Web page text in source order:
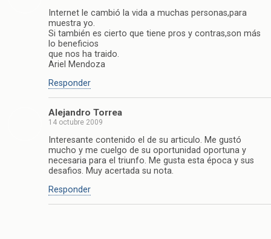
Internet le cambió la vida a muchas personas,para
muestra yo.
Si también es cierto que tiene pros y contras,son más
lo beneficios
que nos ha traido.
Ariel Mendoza
Responder
Alejandro Torrea
14 octubre 2009
Interesante contenido el de su articulo. Me gustó
mucho y me cuelgo de su oportunidad oportuna y
necesaria para el triunfo. Me gusta esta época y sus
desafios. Muy acertada su nota.
Responder